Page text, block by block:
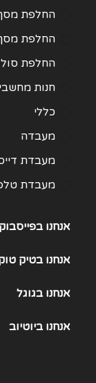
החלפת
החלפת מסך
החלפת
חנות
כללי
מעבדה
מעבדת
מעבדת
תיקון Huawei
תיקון One Plus
תיקון Samsung Galaxy 23
אנחנו בפייסבוק
אנחנו בטיק
אנחנובגוגל
אנחנוביוטיוב